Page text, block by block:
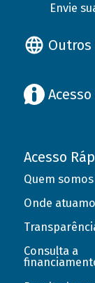
Envie
Acesso
Quem somos
Onde
Consulta a